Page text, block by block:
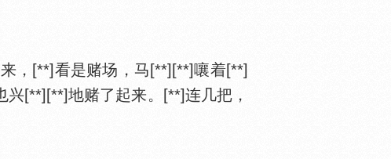
，[**]看是赌场，马[**][**]嚷着[**]
[**][**]地赌了起来。[**]连几把，